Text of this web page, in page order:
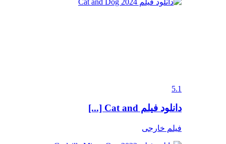
5.1
دانلود فیلم Cat and [...]
فیلم خارجی